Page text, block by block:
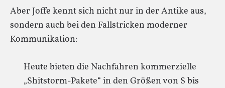
Aber Joffe kennt sich nicht nur in der Antike aus,
sondern auch bei den Fallstricken moderner
Kommunikation:
Heute bieten die Nachfahren kommerzielle
„Shitstorm-Pakete“ in den Größen von S bis